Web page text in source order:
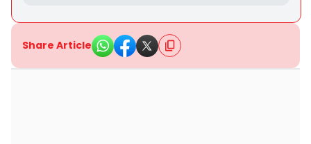
Share Article